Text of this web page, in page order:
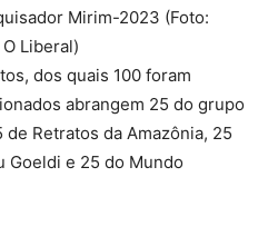
Mirim-2023 (Foto:
Liberal)
dos quais 100 foram
abrangem 25 do grupo
Retratos da Amazônia, 25
Goeldi e 25 do Mundo